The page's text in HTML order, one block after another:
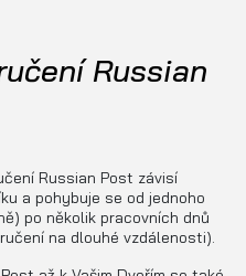
Russian
Russian Post závisí
a pohybuje se od jednoho
po několik pracovních dnů
na dlouhé vzdálenosti).